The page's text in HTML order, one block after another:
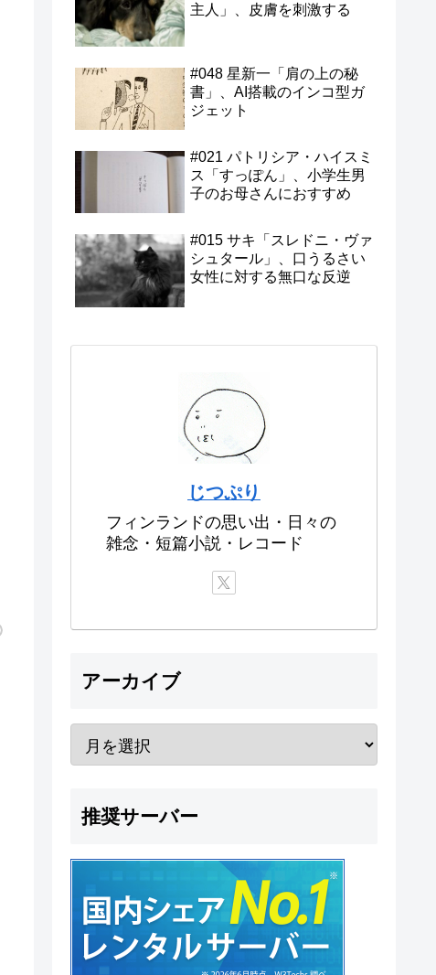
主人」、皮膚を刺激する
#048 星新一「肩の上の秘
書」、AI搭載のインコ型ガ
ジェット
#021 パトリシア・ハイスミ
ス「すっぽん」、小学生男
子のお母さんにおすすめ
#015 サキ「スレドニ・ヴァ
シュタール」、口うるさい
女性に対する無口な反逆
じつぷり
フィンランドの思い出・日々の
雑念・短篇小説・レコード
アーカイブ
推奨サーバー